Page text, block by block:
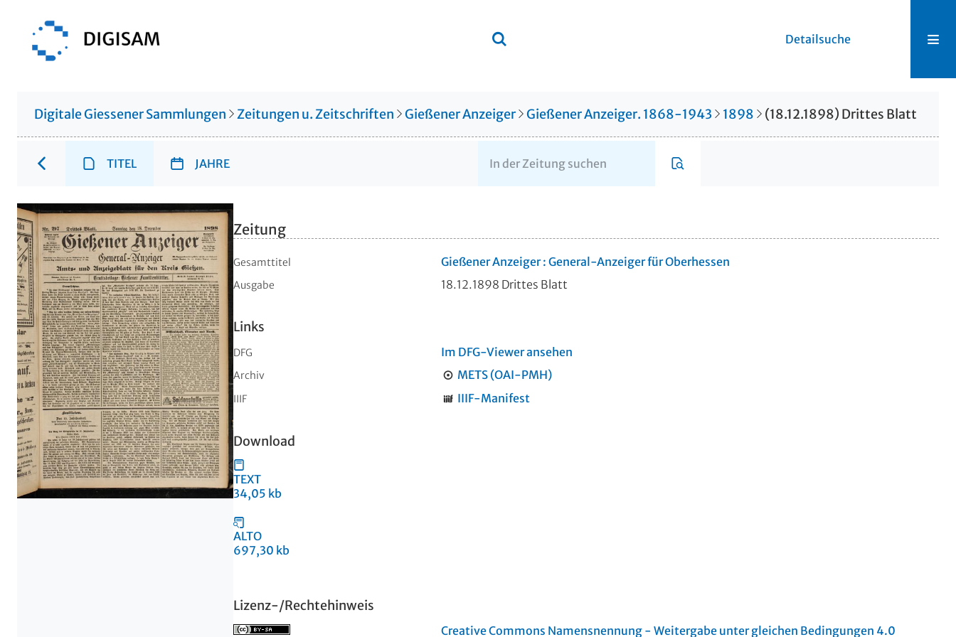
Detailsuche
Digitale Giessener Sammlungen Zeitungen u. Zeitschriften Gießener Anzeiger Gießener Anzeiger. 1868-1943 1898 (18.12.1898) Drittes Blatt
TITEL JAHRE
Zeitung
Gesamttitel Gießener Anzeiger : General-Anzeiger für Oberhessen
Ausgabe 18.12.1898 Drittes Blatt
Links
DFG Im DFG-Viewer ansehen
Archiv METS (OAI-PMH)
IIIF IIIF-Manifest
Download
TEXT
34,05 kb
ALTO
697,30 kb
Lizenz-/Rechtehinweis
Creative Commons Namensnennung - Weitergabe unter gleichen Bedingungen 4.0